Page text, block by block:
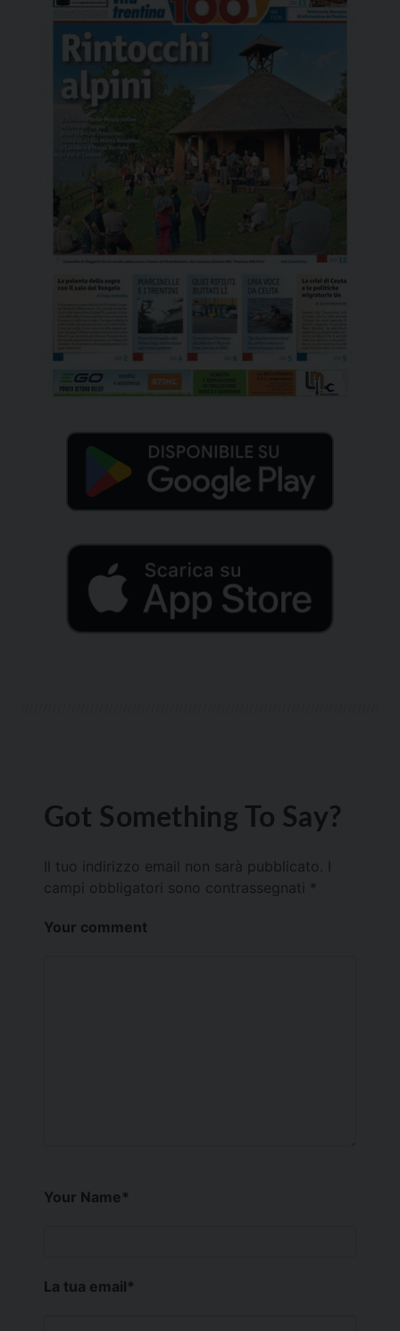
Got Something To Say?
Il tuo indirizzo email non sarà pubblicato.
campi obbligatori sono contrassegnati *
Your comment
Your Name*
La tua email*